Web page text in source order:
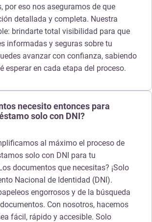
por eso nos aseguramos de que
detallada y completa. Nuestra
brindarte total visibilidad para que
informadas y seguras sobre tu
avanzar con confianza, sabiendo
esperar en cada etapa del proceso.
necesito entonces para
solo con DNI?
al máximo el proceso de
solo con DNI para tu
documentos que necesitas? ¡Solo
Nacional de Identidad (DNI).
engorrosos y de la búsqueda
Con nosotros, hacemos
fácil, rápido y accesible. Solo